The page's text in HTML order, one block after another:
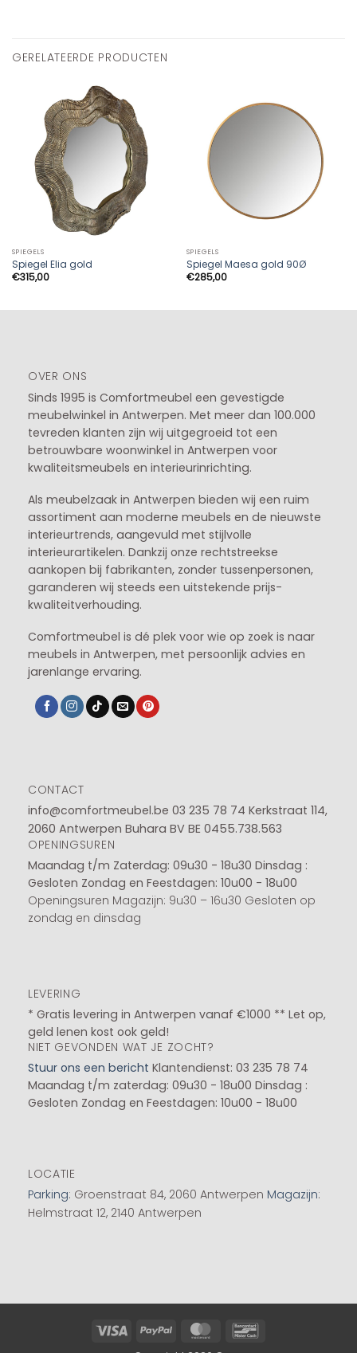
GERELATEERDE PRODUCTEN
SPIEGELS
Spiegel Elia gold
€315,00
SPIEGELS
Spiegel Maesa gold 90Ø
€285,00
OVER ONS
Sinds 1995 is Comfortmeubel een gevestigde
meubelwinkel in Antwerpen. Met meer dan 100.000
tevreden klanten zijn wij uitgegroeid tot een
betrouwbare woonwinkel in Antwerpen voor
kwaliteitsmeubels en interieurinrichting.
Als meubelzaak in Antwerpen bieden wij een ruim
assortiment aan moderne meubels en de nieuwste
interieurtrends, aangevuld met stijlvolle
interieurartikelen. Dankzij onze rechtstreekse
aankopen bij fabrikanten, zonder tussenpersonen,
garanderen wij steeds een uitstekende prijs-
kwaliteitverhouding.
Comfortmeubel is dé plek voor wie op zoek is naar
meubels in Antwerpen, met persoonlijk advies en
jarenlange ervaring.
CONTACT
info@comfortmeubel.be 03 235 78 74 Kerkstraat 114,
2060 Antwerpen Buhara BV BE 0455.738.563
OPENINGSUREN
Maandag t/m Zaterdag: 09u30 - 18u30 Dinsdag :
Gesloten Zondag en Feestdagen: 10u00 - 18u00
Openingsuren Magazijn: 9u30 – 16u30 Gesloten op
zondag en dinsdag
LEVERING
* Gratis levering in Antwerpen vanaf €1000 ** Let op,
geld lenen kost ook geld!
NIET GEVONDEN WAT JE ZOCHT?
Stuur ons een bericht Klantendienst: 03 235 78 74
Maandag t/m zaterdag: 09u30 - 18u00 Dinsdag :
Gesloten Zondag en Feestdagen: 10u00 - 18u00
LOCATIE
Parking: Groenstraat 84, 2060 Antwerpen Magazijn:
Helmstraat 12, 2140 Antwerpen
Visa PayPal MasterCard